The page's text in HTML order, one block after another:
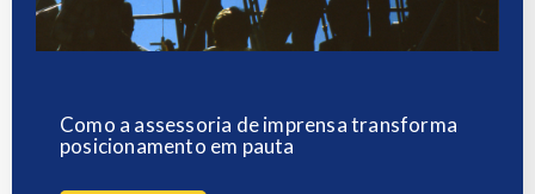
Como a assessoria de imprensa transforma
posicionamento em pauta